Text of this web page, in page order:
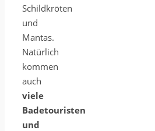
Schildkröten
und
Mantas.
Natürlich
kommen
auch
viele
Badetouristen
und